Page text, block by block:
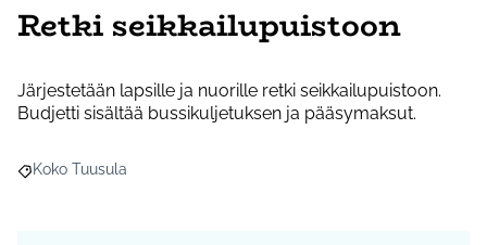
Retki seikkailupuistoon
Järjestetään lapsille ja nuorille retki seikkailupuistoon.
Budjetti sisältää bussikuljetuksen ja pääsymaksut.
Rajaa tulokset aihepiirin mukaan: Koko Tuusula
Koko Tuusula